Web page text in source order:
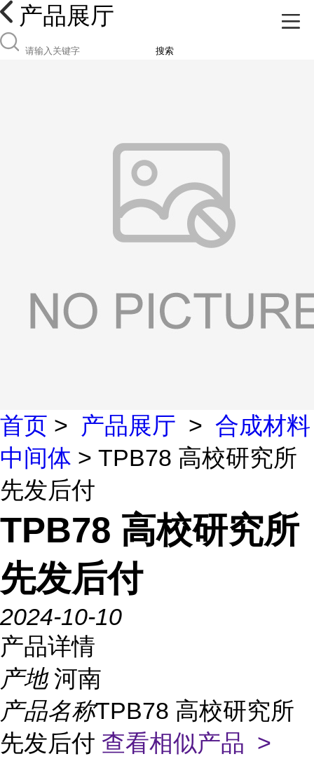
产品展厅
搜索
首页 > 产品展厅 > 合成材料
中间体 > TPB78 高校研究所
先发后付
TPB78 高校研究所
先发后付
2024-10-10
产品详情
产地 河南
产品名称TPB78 高校研究所
先发后付 查看相似产品 >